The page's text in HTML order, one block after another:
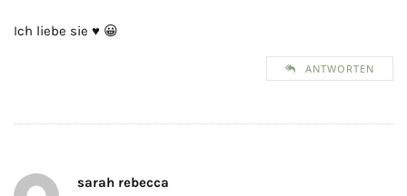
Ich liebe sie ♥ 😀
ANTWORTEN
sarah rebecca